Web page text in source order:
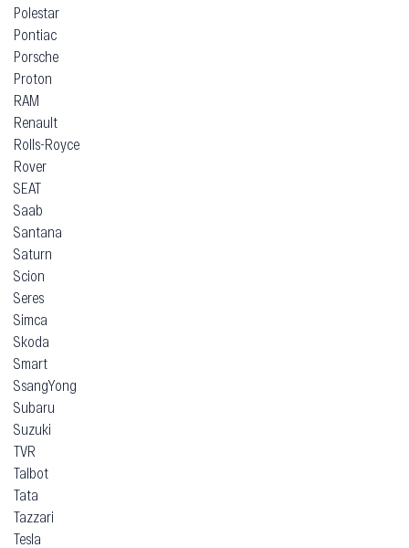
Polestar
Pontiac
Porsche
Proton
RAM
Renault
Rolls-Royce
Rover
SEAT
Saab
Santana
Saturn
Scion
Seres
Simca
Skoda
Smart
SsangYong
Subaru
Suzuki
TVR
Talbot
Tata
Tazzari
Tesla